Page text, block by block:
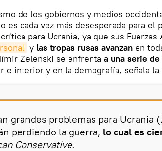
de los gobiernos y medios
es cada vez más desesperada para el
para Ucrania, ya que sus Fuerzas
y las tropas rusas avanzan en
Zelenski se enfrenta a una serie
e interior y en la demografía, señala la
grandes problemas para Ucrania
perdiendo la guerra, lo cual es
Conservative.